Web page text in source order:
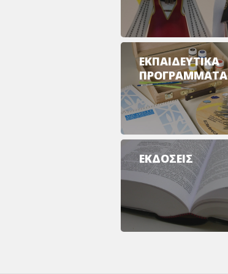
ΕΚΠΑΙΔΕΥΤΙΚΑ
ΠΡΟΓΡΑΜΜΑΤΑ
ΕΚΔΟΣΕΙΣ